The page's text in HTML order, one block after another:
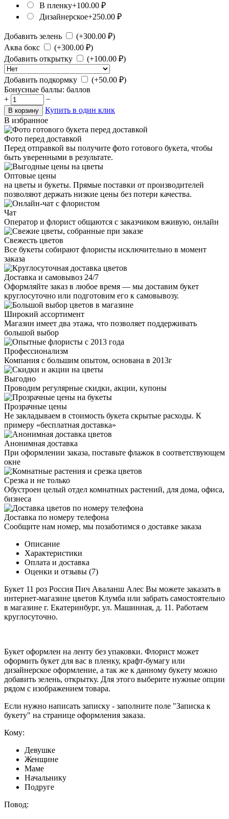
В пленку+100.00 ₽
Дизайнерское+250.00 ₽
Добавить зелень (+300.00 ₽)
Аква бокс
(+300.00 ₽)
Добавить открытку
(+100.00 ₽)
Добавить подкормку (+50.00 ₽)
Бонусные баллы: баллов
+
−
В корзину
Купить в один клик
В избранное
Фото перед доставкой
Перед отправкой вы получите фото готового букета, чтобы
быть уверенными в результате.
Оптовые цены
на цветы и букеты. Прямые поставки от производителей
позволяют держать низкие цены без потери качества.
Чат
Оператор и флорист общаются с заказчиком вживую, онлайн
Свежесть цветов
Все букеты собирают флористы исключительно в момент
заказа
Доставка и самовывоз 24/7
Оформляйте заказ в любое время — мы доставим букет
круглосуточно или подготовим его к самовывозу.
Широкий ассортимент
Магазин имеет два этажа, что позволяет поддерживать
большой выбор
Профессионализм
Компания с большим опытом, основана в 2013г
Выгодно
Проводим регулярные скидки, акции, купоны
Прозрачные цены
Не закладываем в стоимость букета скрытые расходы. К
примеру «бесплатная доставка»
Анонимная доставка
При оформлении заказа, поставьте флажок в соответствующем
окне
Срезка и не только
Обустроен целый отдел комнатных растений, для дома, офиса,
бизнеса
Доставка по номеру телефона
Сообщите нам номер, мы позаботимся о доставке заказа
Описание
Характеристики
Оплата и доставка
Оценки и отзывы (7)
Букет 11 роз Россия Пич Аваланш Алес Вы можете заказать в
интернет-магазине цветов Клумба или забрать самостоятельно
в магазине г. Екатеринбург, ул. Машинная, д. 11. Работаем
круглосуточно.
Букет оформлен на ленту без упаковки. Флорист может
оформить букет для вас в пленку, крафт-бумагу или
дизайнерское оформление, а так же к данному букету можно
добавить зелень, открытку. Для этого выберите нужные опции
рядом с изображением товара.
Если нужно написать записку - заполните поле "Записка к
букету" на странице оформления заказа.
Кому:
Девушке
Женщине
Маме
Начальнику
Подруге
Повод: